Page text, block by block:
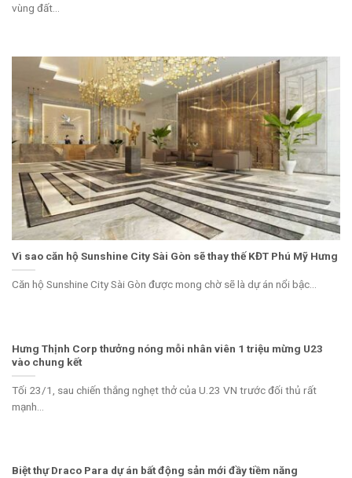
vùng đất...
Vì sao căn hộ Sunshine City Sài Gòn sẽ thay thế KĐT Phú Mỹ Hưng
Căn hộ Sunshine City Sài Gòn được mong chờ sẽ là dự án nổi bậc...
Hưng Thịnh Corp thưởng nóng mỗi nhân viên 1 triệu mừng U23
vào chung kết
Tối 23/1, sau chiến thắng nghẹt thở của U.23 VN trước đối thủ rất
mạnh...
Biệt thự Draco Para dự án bất động sản mới đầy tiềm năng